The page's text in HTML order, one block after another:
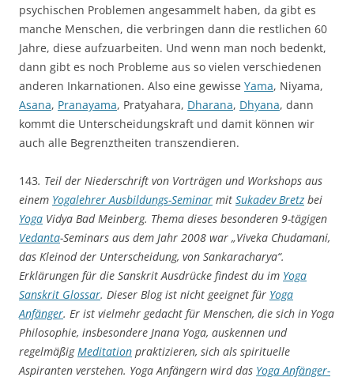
psychischen Problemen angesammelt haben, da gibt es
manche Menschen, die verbringen dann die restlichen 60
Jahre, diese aufzuarbeiten. Und wenn man noch bedenkt,
dann gibt es noch Probleme aus so vielen verschiedenen
anderen Inkarnationen. Also eine gewisse Yama, Niyama,
Asana, Pranayama, Pratyahara, Dharana, Dhyana, dann
kommt die Unterscheidungskraft und damit können wir
auch alle Begrenztheiten transzendieren.
143. Teil der Niederschrift von Vorträgen und Workshops aus
einem Yogalehrer Ausbildungs-Seminar mit Sukadev Bretz bei
Yoga Vidya Bad Meinberg. Thema dieses besonderen 9-tägigen
Vedanta-Seminars aus dem Jahr 2008 war „Viveka Chudamani,
das Kleinod der Unterscheidung, von Sankaracharya“.
Erklärungen für die Sanskrit Ausdrücke findest du im Yoga
Sanskrit Glossar. Dieser Blog ist nicht geeignet für Yoga
Anfänger. Er ist vielmehr gedacht für Menschen, die sich in Yoga
Philosophie, insbesondere Jnana Yoga, auskennen und
regelmäßigMeditation praktizieren, sich als spirituelle
Aspiranten verstehen. Yoga Anfängern wird das YogaAnfänger-